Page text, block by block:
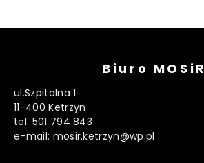
Biuro MOSiR
ul.Szpitalna 1
11-400 Ketrzyn
tel. 501 794 843
e-mail: mosir.ketrzyn@wp.pl